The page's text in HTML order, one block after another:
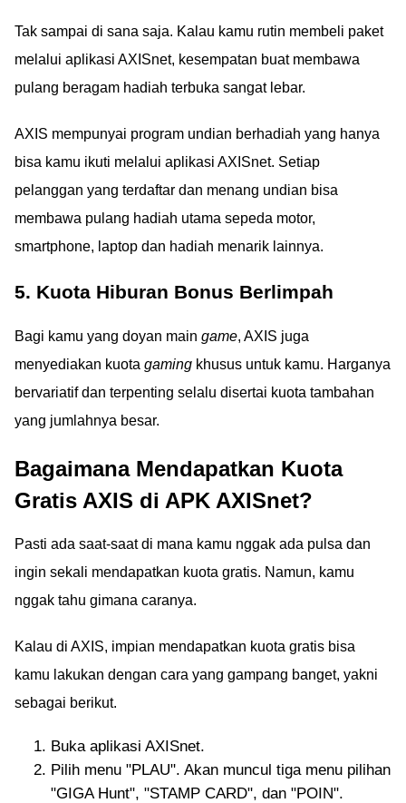
Tak sampai di sana saja. Kalau kamu rutin membeli paket
melalui aplikasi AXISnet, kesempatan buat membawa
pulang beragam hadiah terbuka sangat lebar.
AXIS mempunyai program undian berhadiah yang hanya
bisa kamu ikuti melalui aplikasi AXISnet. Setiap
pelanggan yang terdaftar dan menang undian bisa
membawa pulang hadiah utama sepeda motor,
smartphone, laptop dan hadiah menarik lainnya.
5. Kuota Hiburan Bonus Berlimpah
Bagi kamu yang doyan main game, AXIS juga
menyediakan kuota gaming khusus untuk kamu. Harganya
bervariatif dan terpenting selalu disertai kuota tambahan
yang jumlahnya besar.
Bagaimana Mendapatkan Kuota
Gratis AXIS di APK AXISnet?
Pasti ada saat-saat di mana kamu nggak ada pulsa dan
ingin sekali mendapatkan kuota gratis. Namun, kamu
nggak tahu gimana caranya.
Kalau di AXIS, impian mendapatkan kuota gratis bisa
kamu lakukan dengan cara yang gampang banget, yakni
sebagai berikut.
Buka aplikasi AXISnet.
Pilih menu "PLAU". Akan muncul tiga menu pilihan
"GIGA Hunt", "STAMP CARD", dan "POIN".